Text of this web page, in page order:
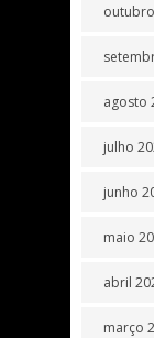
agosto
julho
junho
maio
abril
março